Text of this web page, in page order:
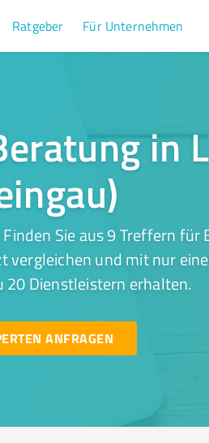
Ratgeber Für Unternehmen
in
Sie aus 9 Treffern für
vergleichen und mit nur
20 Dienstleistern erhalten.
ANFRAGEN